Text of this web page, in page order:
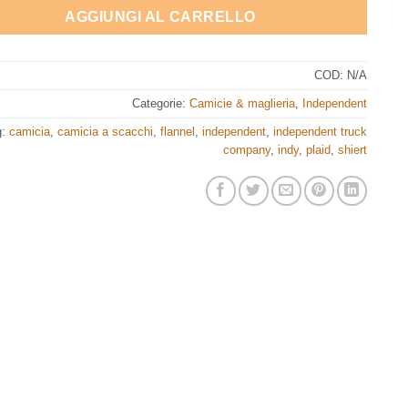
AGGIUNGI AL CARRELLO
COD: N/A
Categorie: Camicie & maglieria Independent
camicia camicia a scacchi flannel independent independent truck
company, indy, plaid shiert